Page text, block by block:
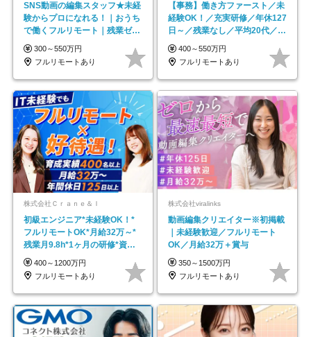
SNS動画の編集スタッフ★未経
験からプロになれる！｜おうち
で働くフルリモート｜残業ゼロ
で18時退勤◎
300～550万円
フルリモートあり
【事務】働き方ファースト／未
経験OK！／充実研修／年休127
日～／残業なし／平均20代／リ
モートOK
400～550万円
フルリモートあり
株式会社Ｃｒａｎｅ＆Ｉ
初級エンジニア*未経験OK！*
フルリモートOK*月給32万～*
残業月9.8h*1ヶ月の研修*資格
取得率100％
400～1200万円
フルリモートあり
株式会社viralinks
動画編集クリエイター※初掲載
｜未経験歓迎／フルリモート
OK／月給32万＋賞与
350～1500万円
フルリモートあり